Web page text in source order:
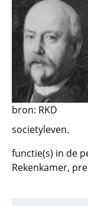
bron: RKD
societyleven.
functie(s) in de
Rekenkamer,